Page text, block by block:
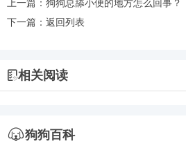
上一篇： 狗狗总舔小便的地方怎么回事？
下一篇： 返回列表
相关阅读
狗狗百科